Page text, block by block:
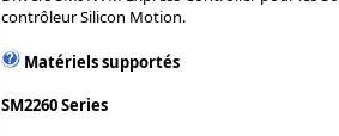
contrôleur Silicon Motion.
Matériels supportés
SM2260 Series